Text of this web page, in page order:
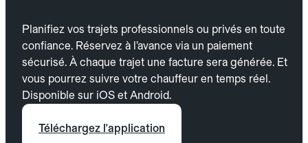
Planifiez vos trajets professionnels ou privés en toute
confiance. Réservez à l’avance via un paiement
sécurisé. À chaque trajet une facture sera générée. Et
vous pourrez suivre votre chauffeur en temps réel.
Disponible sur iOS et Android.
Téléchargez l'application